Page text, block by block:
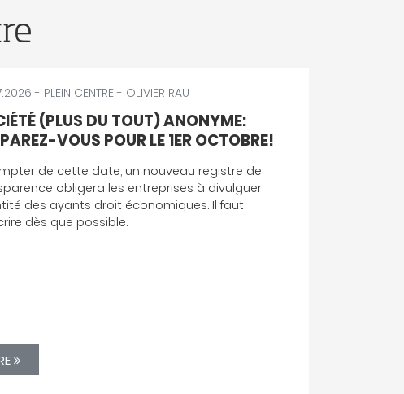
-PLEIN CENTRE- JEAN-BLAISE ROGGEN
DU MODÈLE DE
CSI DE REMBOURSEMENT DE
CONCERNANT LES FRAIS DE
modèle de la Conférence Suisse des
(CSI) a réajusté pour 2026 le montant